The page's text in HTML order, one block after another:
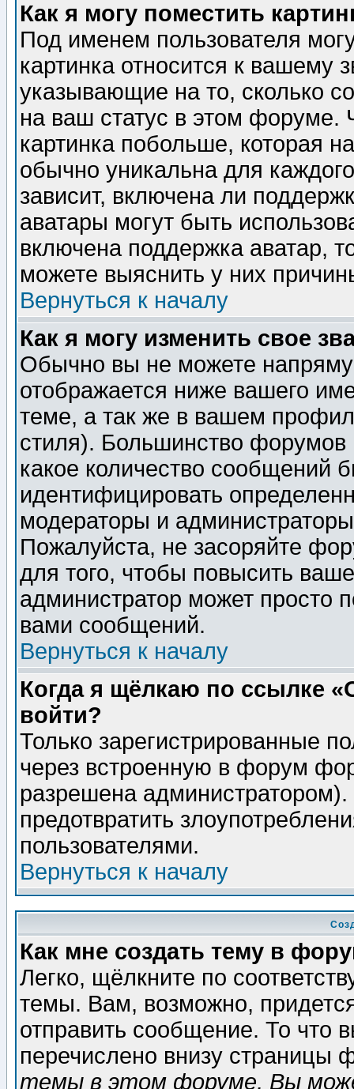
Как я могу поместить
Под именем пользователя
картинка относится к вашему
указывающие на то, сколько
на ваш статус в этом форуме.
картинка побольше, которая
обычно уникальна для
зависит, включена ли
аватары могут быть
включена поддержка аватар,
можете выяснить у них
Вернуться к началу
Как я могу изменить свое
Обычно вы не можете
отображается ниже вашего
теме, а так же в вашем
стиля). Большинство форумов
какое количество сообщений
идентифицировать
модераторы и
Пожалуйста, не засоряйте
для того, чтобы повысить
администратор может просто
вами сообщений.
Вернуться к началу
Когда я щёлкаю по ссылке
войти?
Только зарегистрированные
через встроенную в форум
разрешена
предотвратить
пользователями.
Вернуться к началу
Как мне создать тему в
Легко, щёлкните по
темы. Вам, возможно,
отправить сообщение. То что
перечислено внизу страницы
темы в этом форуме, Вы